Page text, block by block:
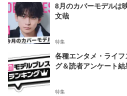
8月のカバーモデルは
文哉
特集
各種エンタメ・ライ
グ＆読者アンケート
特集